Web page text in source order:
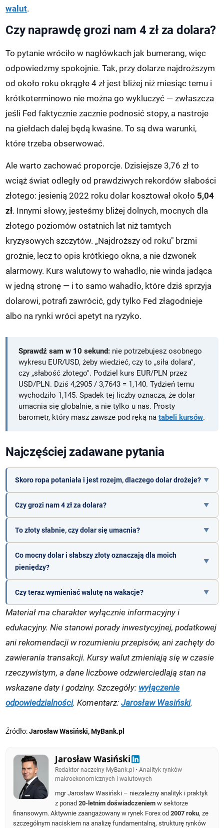
walut.
Czy naprawdę grozi nam 4 zł za dolara?
To pytanie wróciło w nagłówkach jak bumerang, więc
odpowiedzmy spokojnie. Tak, przy dolarze najdroższym
od około roku okrągłe 4 zł jest bliżej niż miesiąc temu i
krótkoterminowo nie można go wykluczyć — zwłaszcza
jeśli Fed faktycznie zacznie podnosić stopy, a nastroje
na giełdach dalej będą kwaśne. To są dwa warunki,
które trzeba obserwować.
Ale warto zachować proporcje. Dzisiejsze 3,76 zł to
wciąż świat odległy od prawdziwych rekordów słabości
złotego: jesienią 2022 roku dolar kosztował około 5,04
zł. Innymi słowy, jesteśmy bliżej dolnych, mocnych dla
złotego poziomów ostatnich lat niż tamtych
kryzysowych szczytów. „Najdroższy od roku" brzmi
groźnie, lecz to opis krótkiego okna, a nie dzwonek
alarmowy. Kurs walutowy to wahadło, nie winda jadąca
w jedną stronę — i to samo wahadło, które dziś sprzyja
dolarowi, potrafi zawrócić, gdy tylko Fed złagodnieje
albo na rynki wróci apetyt na ryzyko.
Sprawdź sam w 10 sekund: nie potrzebujesz osobnego
wykresu EUR/USD, żeby wiedzieć, czy to „siła dolara",
czy „słabość złotego". Podziel kurs EUR/PLN przez
USD/PLN. Dziś 4,2905 / 3,7643 = 1,140. Tydzień temu
wychodziło 1,145. Spadek tej liczby oznacza, że dolar
umacnia się globalnie, a nie tylko u nas. Prosty
barometr, który masz zawsze pod ręką natabeli kursów.
Najczęściej zadawane pytania
Skoro ropa potaniała i jest rozejm, dlaczego dolar drożeje?
Czy grozi nam 4 zł za dolara?
To złoty słabnie, czy dolar się umacnia?
Co mocny dolar i słabszy złoty oznaczają dla moich
pieniędzy?
Czy teraz wymieniać walutę na wakacje?
Materiał ma charakter wyłącznie informacyjny i
edukacyjny. Nie stanowi porady inwestycyjnej, podatkowej
ani rekomendacji w rozumieniu przepisów, ani zachęty do
zawierania transakcji. Kursy walut zmieniają się w czasie
rzeczywistym, a dane liczbowe odzwierciedlają stan na
wskazane daty i godziny. Szczegóły: wyłączenie
odpowiedzialności. Komentarz:Jarosław Wasiński.
Źródło:Jarosław Wasiński, MyBank.pl
Jarosław Wasiński
Redaktor naczelny MyBank.pl • Analityk rynków
makroekonomicznych i walutowych
mgr Jarosław Wasiński – niezależny analityk i praktyk
z ponad20-letnim doświadczeniem w sektorze
finansowym. Aktywnie zaangażowany w rynek Forex od2007 roku, ze
szczególnym naciskiem na analizę fundamentalną, strukturę rynków